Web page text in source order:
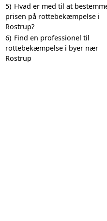
5) Hvad er med til at
prisen på rottebekæmpelse i
Rostrup?
6) Find en professionel til
rottebekæmpelse i byer nær
Rostrup